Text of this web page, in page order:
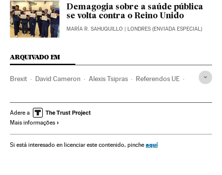
Demagogia sobre a saúde pública
se volta contra o Reino Unido
MARÍA R. SAHUQUILLO | LONDRES (ENVIADA ESPECIAL)
ARQUIVADO EM
Brexit David Cameron Alexis Tsipras Referendos UE
Unión política europea Eleições
Eventos Política Relações exteriores Sociedade
Adere a
Mais informações
Si está interesado en licenciar este contenido, pinche aquí